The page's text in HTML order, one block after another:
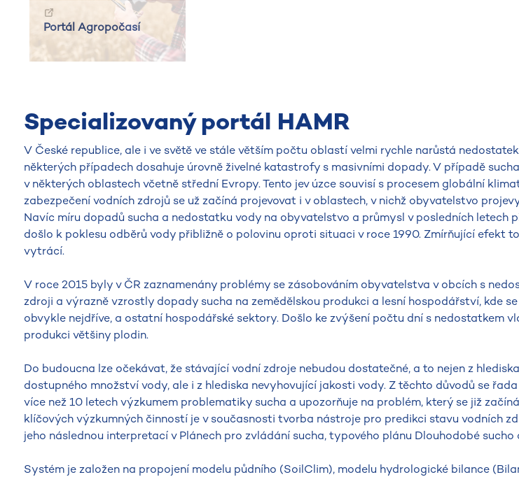
Portál Agropočasí
Specializovaný portál HAMR
V České republice, ale i ve světě ve stále větším počtu oblastí velmi rychle narůstá
některých případech dosahuje úrovně živelné katastrofy s masivními dopady. V případě
v některých oblastech včetně střední Evropy. Tento jev úzce souvisí s procesem globální
zabezpečení vodních zdrojů se už začíná projevovat i v oblastech, v nichž obyvatelstvo
Navíc míru dopadů sucha a nedostatku vody na obyvatelstvo a průmysl v posledních letech
došlo k poklesu odběrů vody přibližně o polovinu oproti situaci v roce 1990. Zmírňující efekt
vytrácí.
V roce 2015 byly v ČR zaznamenány problémy se zásobováním obyvatelstva v obcích s
zdroji a výrazně vzrostly dopady sucha na zemědělskou produkci a lesní hospodářství, kde
obvykle nejdříve, a ostatní hospodářské sektory. Došlo ke zvýšení počtu dní s nedostatkem
produkci většiny plodin.
Do budoucna lze očekávat, že stávající vodní zdroje nebudou dostatečné, a to nejen z
dostupného množství vody, ale i z hlediska nevyhovující jakosti vody. Z těchto důvodů se
více než 10 letech výzkumem problematiky sucha a upozorňuje na problém, který se již
klíčových výzkumných činností je v současnosti tvorba nástroje pro predikci stavu vodních
jeho následnou interpretací v Plánech pro zvládání sucha, typového plánu Dlouhodobé sucho
Systém je založen na propojení modelu půdního (SoilClim), modelu hydrologické bilance